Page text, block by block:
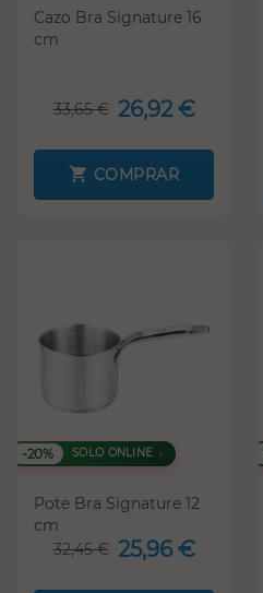
Cazo Bra Signature 16
cm
33,65 € 26,92 €
COMPRAR
-20% SOLO ONLINE
Pote Bra Signature 12
cm
32,45 € 25,96 €